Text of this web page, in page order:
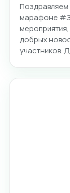
марафоне
добрых
участников.